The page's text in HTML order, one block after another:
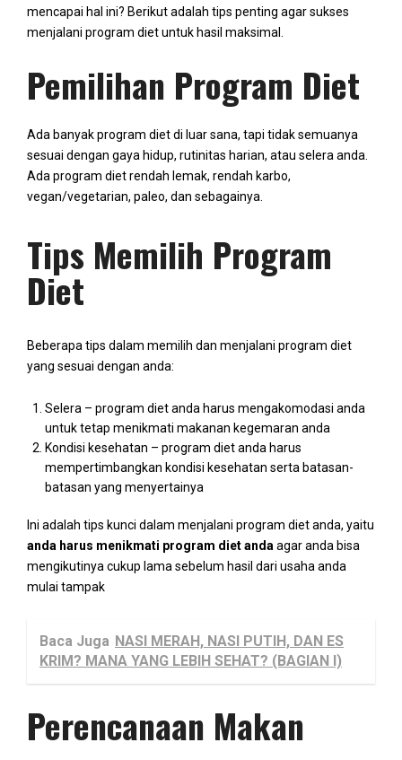
mencapai hal ini? Berikut adalah tips penting agar sukses
menjalani program diet untuk hasil maksimal.
Pemilihan Program Diet
Ada banyak program diet di luar sana, tapi tidak semuanya
sesuai dengan gaya hidup, rutinitas harian, atau selera anda.
Ada program diet rendah lemak, rendah karbo,
vegan/vegetarian, paleo, dan sebagainya.
Tips Memilih Program
Diet
Beberapa tips dalam memilih dan menjalani program diet
yang sesuai dengan anda:
Selera – program diet anda harus mengakomodasi anda
untuk tetap menikmati makanan kegemaran anda
Kondisi kesehatan – program diet anda harus
mempertimbangkan kondisi kesehatan serta batasan-
batasan yang menyertainya
Ini adalah tips kunci dalam menjalani program diet anda, yaitu
anda harus menikmati program diet anda agar anda bisa
mengikutinya cukup lama sebelum hasil dari usaha anda
mulai tampak
Baca Juga NASI MERAH, NASI PUTIH, DAN ES
KRIM? MANA YANG LEBIH SEHAT? (BAGIAN I)
Perencanaan Makan